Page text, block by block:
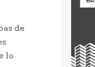
de
lo